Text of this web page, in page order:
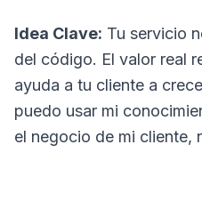
Idea Clave: Tu servicio
del código. El valor real
ayuda a tu cliente a
puedo usar mi
el negocio de mi cliente,